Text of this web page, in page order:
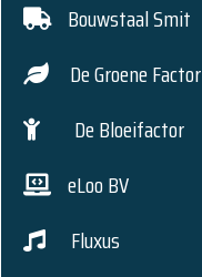
Bouwstaal Smit
De Groene Factor
De Bloeifactor
eLoo BV
Fluxus